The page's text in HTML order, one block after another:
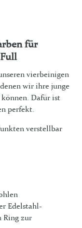
für
vierbeinigen
wir ihre junge
Dafür ist
perfekt.
verstellbar
Edelstahl-
Ring zur